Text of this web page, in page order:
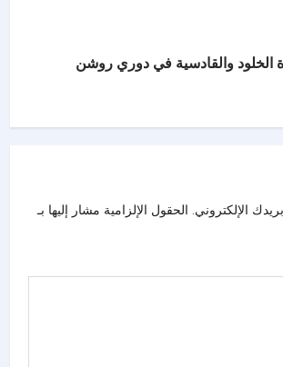
الخلود والقادسية في دوري روشن
الإلكتروني. الحقول الإلزامية مشار إليها بـ